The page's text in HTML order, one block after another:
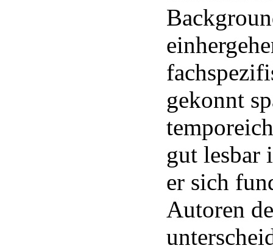
gekonnt
gut lesbar
er sich
Autoren